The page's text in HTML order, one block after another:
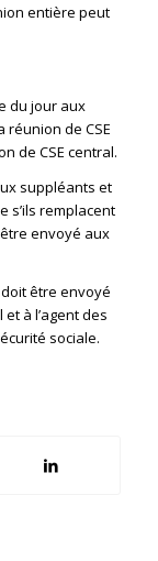
entière peut
du jour aux
réunion de CSE
de CSE central.
suppléants et
s’ils remplacent
envoyé aux
être envoyé
à l’agent des
sociale.